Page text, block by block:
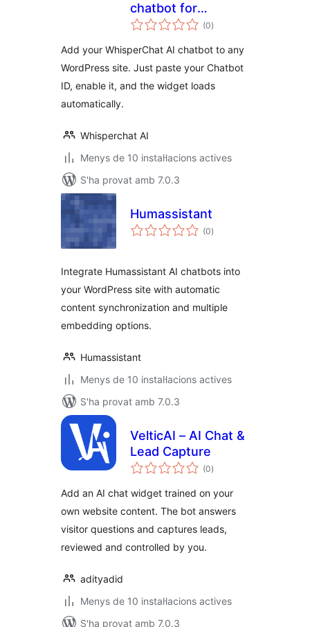
chatbot for
WordPress
(0puntuacions
totals
)
Add your WhisperChat AI chatbot to any
WordPress site. Just paste your Chatbot
ID, enable it, and the widget loads
automatically.
Whisperchat AI
Menys de 10 instal·lacions actives
S'ha provat amb 7.0.3
Humassistant
(0puntuacions
totals
)
Integrate Humassistant AI chatbots into
your WordPress site with automatic
content synchronization and multiple
embedding options.
Humassistant
Menys de 10 instal·lacions actives
S'ha provat amb 7.0.3
VelticAI – AI Chat &
Lead Capture
(0puntuacions
totals
)
Add an AI chat widget trained on your
own website content. The bot answers
visitor questions and captures leads,
reviewed and controlled by you.
adityadid
Menys de 10 instal·lacions actives
S'ha provat amb 7.0.3